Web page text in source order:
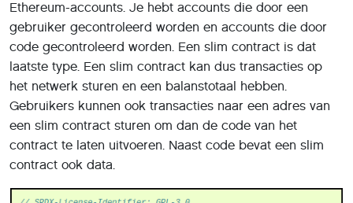
Ethereum-accounts. Je hebt accounts die door een
gebruiker gecontroleerd worden en accounts die door
code gecontroleerd worden. Een slim contract is dat
laatste type. Een slim contract kan dus transacties op
het netwerk sturen en een balanstotaal hebben.
Gebruikers kunnen ook transacties naar een adres van
een slim contract sturen om dan de code van het
contract te laten uitvoeren. Naast code bevat een slim
contract ook data.